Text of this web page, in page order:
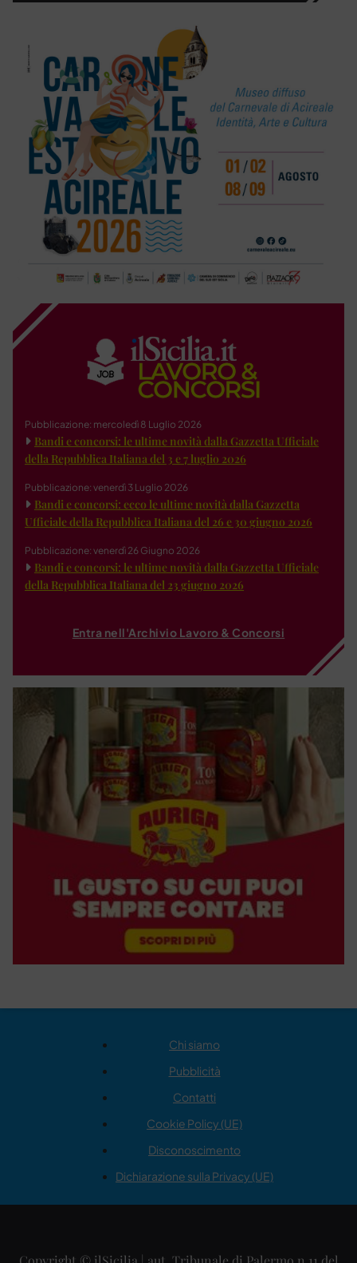
Pubblicazione: mercoledì 8 Luglio 2026
Bandi e concorsi: le ultime novità dalla Gazzetta Ufficiale
della Repubblica Italiana del 3 e 7 luglio 2026
Pubblicazione: venerdì 3 Luglio 2026
Bandi e concorsi: ecco le ultime novità dalla Gazzetta
Ufficiale della Repubblica Italiana del 26 e 30 giugno 2026
Pubblicazione: venerdì 26 Giugno 2026
Bandi e concorsi: le ultime novità dalla Gazzetta Ufficiale
della Repubblica Italiana del 23 giugno 2026
Entra nell'Archivio Lavoro & Concorsi
Chi siamo
Pubblicità
Contatti
Cookie Policy (UE)
Disconoscimento
Dichiarazione sulla Privacy (UE)